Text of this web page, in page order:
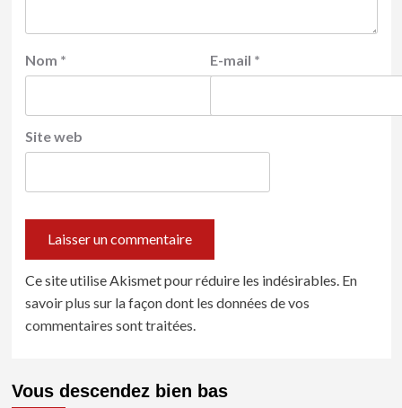
Nom * E-mail *
Site web
Ce site utilise Akismet pour réduire les indésirables. En
savoir plus sur la façon dont les données de vos
commentaires sont traitées
Vous descendez bien bas